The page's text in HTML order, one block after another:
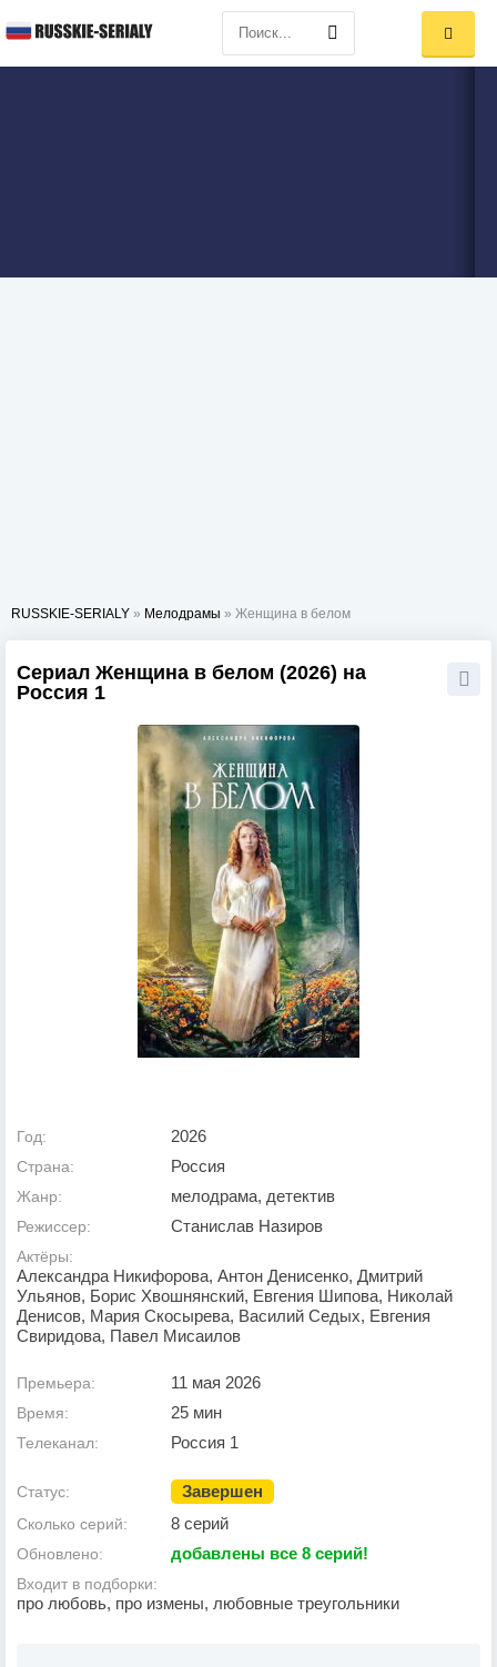
RUSSKIE-SERIALY » Мелодрамы » Женщина в белом
Сериал Женщина в белом (2026) на
Россия 1
Год: 2026
Страна: Россия
Жанр: мелодрама, детектив
Режиссер: Станислав Назиров
Актёры:
Александра Никифорова, Антон Денисенко, Дмитрий
Ульянов, Борис Хвошнянский, Евгения Шипова, Николай
Денисов, Мария Скосырева, Василий Седых, Евгения
Свиридова, Павел Мисаилов
Премьера: 11 мая 2026
Время: 25 мин
Телеканал: Россия 1
Статус: Завершен
Сколько серий: 8 серий
Обновлено: добавлены все 8 серий!
Входит в подборки:
про любовь, про измены, любовные треугольники